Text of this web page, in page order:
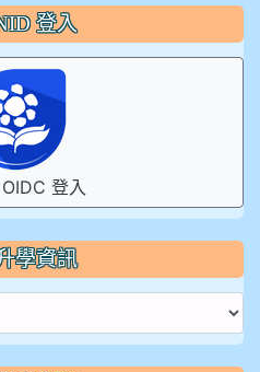
登入
登入
學資訊